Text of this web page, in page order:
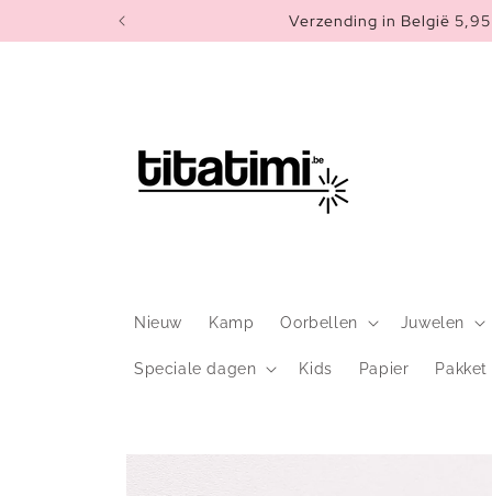
content
Verzending in België
Nieuw Kamp Oorbellen Juwelen
Speciale dagen Kids Papier Pakket